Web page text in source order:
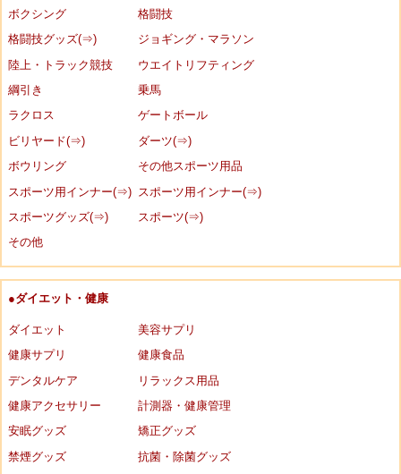
ボクシング
格闘技
格闘技グッズ(⇒)
ジョギング・マラソン
陸上・トラック競技
ウエイトリフティング
綱引き
乗馬
ラクロス
ゲートボール
ビリヤード(⇒)
ダーツ(⇒)
ボウリング
その他スポーツ用品
スポーツ用インナー(⇒)
スポーツ用インナー(⇒)
スポーツグッズ(⇒)
スポーツ(⇒)
その他
●ダイエット・健康
ダイエット
美容サプリ
健康サプリ
健康食品
デンタルケア
リラックス用品
健康アクセサリー
計測器・健康管理
安眠グッズ
矯正グッズ
禁煙グッズ
抗菌・除菌グッズ